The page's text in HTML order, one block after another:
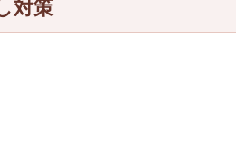
対策